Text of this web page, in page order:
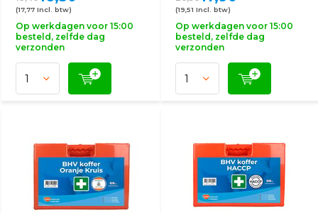
(17,77 Incl. btw)
Op werkdagen voor 15:00
besteld, zelfde dag
verzonden
(19,51 Incl. btw)
Op werkdagen voor 15:00
besteld, zelfde dag
verzonden